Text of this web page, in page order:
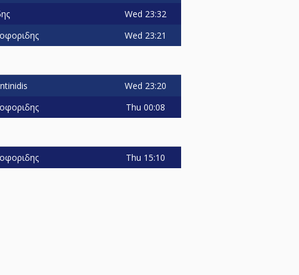
Wed 23:32
Wed 23:21
Wed 23:20
Thu 00:08
Thu 15:10